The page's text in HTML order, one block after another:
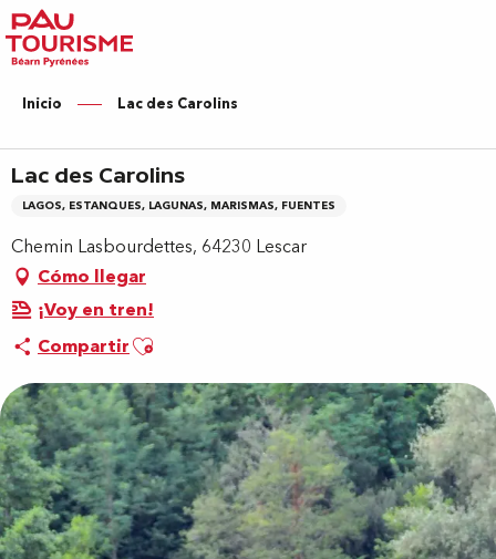
Aller
au
contenu
principal
Inicio Lac des Carolins
Lac des Carolins
LAGOS, ESTANQUES, LAGUNAS, MARISMAS, FUENTES
Chemin Lasbourdettes, 64230 Lescar
Cómo llegar
¡Voy en tren!
CompartirAjouter aux favoris